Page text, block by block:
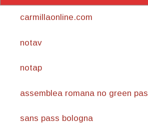
carmillaonline.com
notav
notap
assemblea romana no green
sans pass bologna